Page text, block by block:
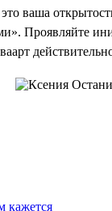
ваша
Проявляйте